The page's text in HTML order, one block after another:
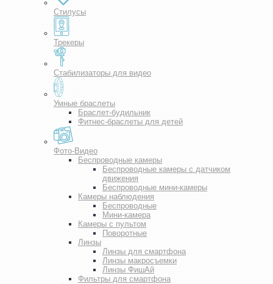
Стилусы
Трекеры
Стабилизаторы для видео
Умные браслеты
Браслет-будильник
Фитнес-браслеты для детей
Фото-Видео
Беспроводные камеры
Беспроводные камеры с датчиком
движения
Беспроводные мини-камеры
Камеры наблюдения
Беспроводные
Мини-камера
Камеры с пультом
Поворотные
Линзы
Линзы для смартфона
Линзы макросъемки
Линзы ФишАй
Фильтры для смартфона